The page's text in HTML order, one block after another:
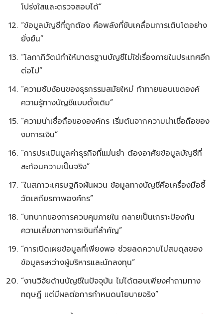
โปร่งใสและตรวจสอบได้”
“ข้อมูลบัญชีที่ถูกต้อง คือพลังที่ขับเคลื่อนการเติบโตอย่าง
ยั่งยืน”
“โลกาภิวัตน์ทำให้มาตรฐานบัญชีไม่ใช่เรื่องภายในประเทศอีก
ต่อไป”
“ความซับซ้อนของธุรกรรมสมัยใหม่ ท้าทายขอบเขตองค์
ความรู้ทางบัญชีแบบดั้งเดิม”
“ความน่าเชื่อถือขององค์กร เริ่มต้นจากความน่าเชื่อถือของ
งบการเงิน”
“การประเมินมูลค่าธุรกิจที่แม่นยำ ต้องอาศัยข้อมูลบัญชีที่
สะท้อนความเป็นจริง”
“ในสภาวะเศรษฐกิจผันผวน ข้อมูลทางบัญชีคือเครื่องมือชี้
วัดเสถียรภาพองค์กร”
“บทบาทของการควบคุมภายใน กลายเป็นเกราะป้องกัน
ความเสี่ยงทางการเงินที่สำคัญ”
“การเปิดเผยข้อมูลที่เพียงพอ ช่วยลดความไม่สมดุลของ
ข้อมูลระหว่างผู้บริหารและนักลงทุน”
“งานวิจัยด้านบัญชีในปัจจุบัน ไม่ได้ตอบเพียงคำถามทาง
ทฤษฎี แต่มีผลต่อการกำหนดนโยบายจริง”